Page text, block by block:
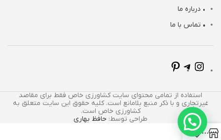
• درباره ما
• تماس با ما
استفاده از تمامی محتوای سایت کشاورزی خاص فقط برای مقاصد
غیرتجاری و با ذکر منبع بلامانع است. کلیه حقوق این سایت متعلق به
کشاورزی خاص است.
طراحی توسط: حافظ بهاری